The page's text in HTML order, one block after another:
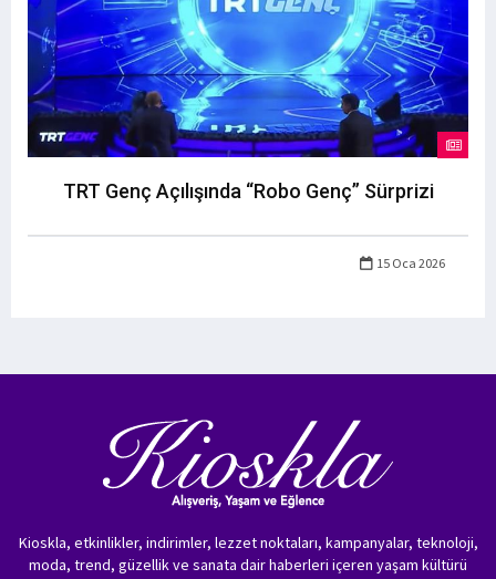
TRT Genç Açılışında “Robo Genç” Sürprizi
15 Oca 2026
Kioskla, etkinlikler, indirimler, lezzet noktaları, kampanyalar, teknoloji,
moda, trend, güzellik ve sanata dair haberleri içeren yaşam kültürü